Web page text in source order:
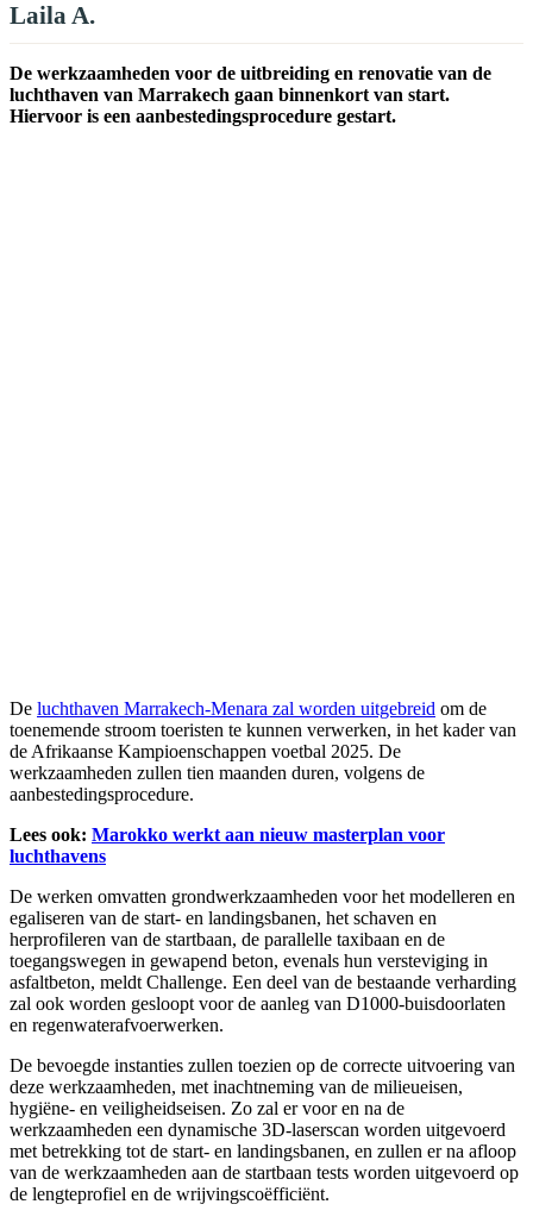
Laila A.
De werkzaamheden voor de uitbreiding en renovatie van de
luchthaven van Marrakech gaan binnenkort van start.
Hiervoor is een aanbestedingsprocedure gestart.
De luchthaven Marrakech-Menara zal worden uitgebreid om de
toenemende stroom toeristen te kunnen verwerken, in het kader van
de Afrikaanse Kampioenschappen voetbal 2025. De
werkzaamheden zullen tien maanden duren, volgens de
aanbestedingsprocedure.
Lees ook: Marokko werkt aan nieuw masterplan voor
luchthavens
De werken omvatten grondwerkzaamheden voor het modelleren en
egaliseren van de start- en landingsbanen, het schaven en
herprofileren van de startbaan, de parallelle taxibaan en de
toegangswegen in gewapend beton, evenals hun versteviging in
asfaltbeton, meldt Challenge. Een deel van de bestaande verharding
zal ook worden gesloopt voor de aanleg van D1000-buisdoorlaten
en regenwaterafvoerwerken.
De bevoegde instanties zullen toezien op de correcte uitvoering van
deze werkzaamheden, met inachtneming van de milieueisen,
hygiëne- en veiligheidseisen. Zo zal er voor en na de
werkzaamheden een dynamische 3D-laserscan worden uitgevoerd
met betrekking tot de start- en landingsbanen, en zullen er na afloop
van de werkzaamheden aan de startbaan tests worden uitgevoerd op
de lengteprofiel en de wrijvingscoëfficiënt.